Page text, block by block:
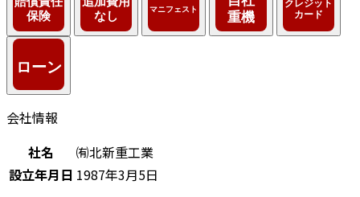
会社情報
社名
㈲北新重工業
設立年月日 1987年3月5日